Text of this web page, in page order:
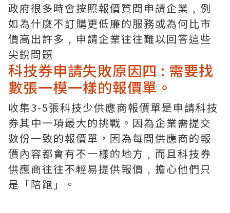
政府很多時會按照報價質問申請企業﹐例
如為什麼不訂購更低廉的服務或為何比市
價高出許多﹐申請企業往往難以回答這些
尖銳問題
科技券申請失敗原因四 : 需要找
數張一模一樣的報價單。
收集3-5張科技少供應商報價單是申請科技
券其中一項最大的挑戰。因為企業需提交
數份一致的報價單，因為每間供應商的報
價內容都會有不一樣的地方﹐而且科技券
供應商往往不輕易提供報價﹐擔心他們只
是「陪跑」。